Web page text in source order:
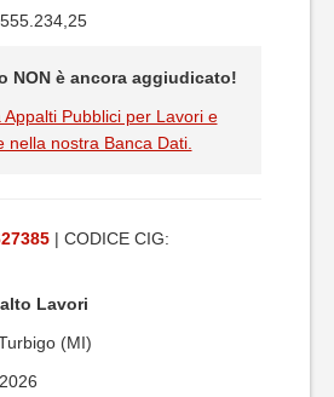
NON è ancora aggiudicato!
Appalti Pubblici per Lavori e
nella nostra Banca Dati.
| CODICE CIG:
Lavori
(MI)